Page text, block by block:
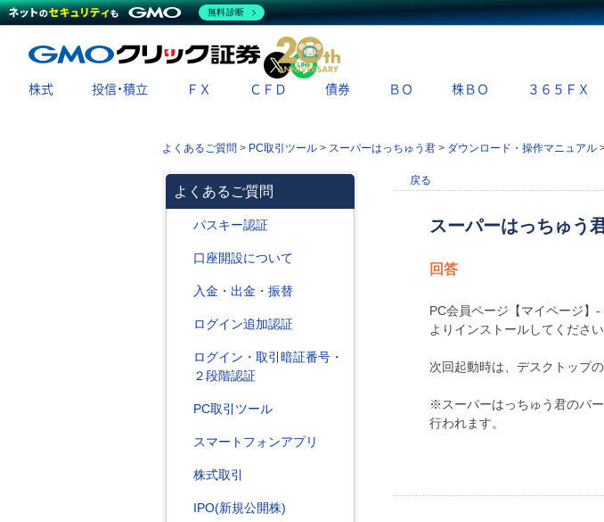
X
株式 投信・積立 ＦＸ ＣＦＤ 債券 ＢＯ 株ＢＯ ３６５ＦＸ
よくあるご質問 > PC取引ツール > スーパーはっちゅう君 > ダウンロード・操作マニュアル
よくあるご質問
パスキー認証
口座開設について
入金・出金・振替
ログイン追加認証
ログイン・取引暗証番号・
２段階認証
PC取引ツール
スマートフォンアプリ
株式取引
IPO(新規公開株)
戻る
スーパーはっちゅう
回答
PC会員ページ【マイページ】
よりインストールしてください
次回起動時は、デスクトップ
※スーパーはっちゅう君のバ
行われます。
無料診断